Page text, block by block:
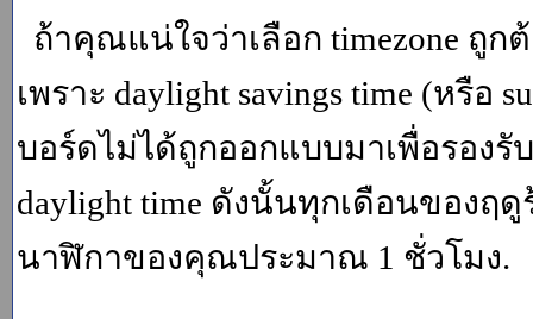
ถ้าคุณแน่ใจว่าเลือก timezone ถู
เพราะ daylight savings time (หรือ
บอร์ดไม่ได้ถูกออกแบบมาเพื่อรอง
daylight time ดังนั้นทุกเดือนของฤ
นาฬิกาของคุณประมาณ 1 ชั่วโมง.